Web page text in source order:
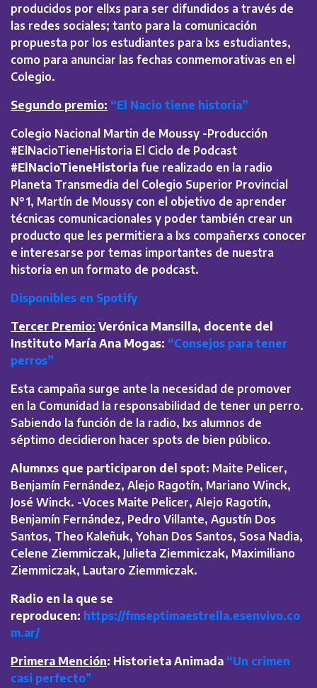
producidos por ellxs para ser difundidos a través de
las redes sociales; tanto para la comunicación
propuesta por los estudiantes para lxs estudiantes,
como para anunciar las fechas conmemorativas en el
Colegio.
Segundo premio: “El Nacio tiene historia”
Colegio Nacional Martin de Moussy -Producción
#ElNacioTieneHistoria El Ciclo de Podcast
#ElNacioTieneHistoria fue realizado en la radio
Planeta Transmedia del Colegio Superior Provincial
N°1, Martín de Moussy con el objetivo de aprender
técnicas comunicacionales y poder también crear un
producto que les permitiera a lxs compañerxs conocer
e interesarse por temas importantes de nuestra
historia en un formato de podcast.
Disponibles en Spotify
Tercer Premio: Verónica Mansilla, docente del
Instituto María Ana Mogas: “Consejos para tener
perros”
Esta campaña surge ante la necesidad de promover
en la Comunidad la responsabilidad de tener un perro.
Sabiendo la función de la radio, lxs alumnos de
séptimo decidieron hacer spots de bien público.
Alumnxs que participaron del spot: Maite Pelicer,
Benjamín Fernández, Alejo Ragotín, Mariano Winck,
José Winck. -Voces Maite Pelicer, Alejo Ragotín,
Benjamín Fernández, Pedro Villante, Agustín Dos
Santos, Theo Kaleñuk, Yohan Dos Santos, Sosa Nadia,
Celene Ziemmiczak, Julieta Ziemmiczak, Maximiliano
Ziemmiczak, Lautaro Ziemmiczak.
Radio en la que se
reproducen: https://fmseptimaestrella.esenvivo.co
m.ar/
Primera Mención: Historieta Animada “Un crimen
casi perfecto”